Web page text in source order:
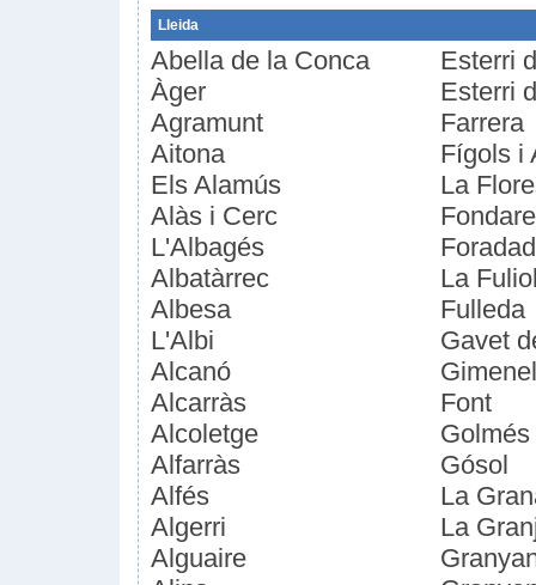
Lleida
Abella de la Conca
Àger
Agramunt
Aitona
Els Alamús
Alàs i Cerc
L'Albagés
Albatàrrec
Albesa
L'Albi
Alcanó
Alcarràs
Alcoletge
Alfarràs
Alfés
Algerri
Alguaire
Esterri
Esterri
Farrera
Fígols i
La
La
Fulleda
Gavet
Font
Golmés
Gósol
La
La